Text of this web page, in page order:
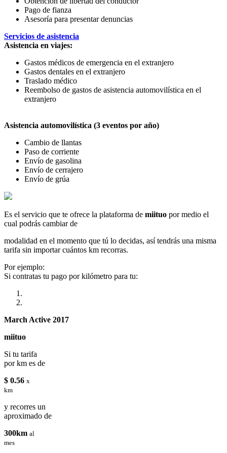
Pago de fianza
Asesoría para presentar denuncias
Servicios de asistencia
Asistencia en viajes:
Gastos médicos de emergencia en el extranjero
Gastos dentales en el extranjero
Traslado médico
Reembolso de gastos de asistencia automovilística en el
extranjero
Asistencia automovilística (3 eventos por año)
Cambio de llantas
Paso de corriente
Envío de gasolina
Envío de cerrajero
Envío de grúa
Es el servicio que te ofrece la plataforma de miituo por medio el
cual podrás cambiar de
modalidad en el momento que tú lo decidas, así tendrás una misma
tarifa sin importar cuántos km recorras.
Por ejemplo:
Si contratas tu pago por kilómetro para tu:
March Active 2017
miituo
Si tu tarifa
por km es de
$ 0.56 x
km
y recorres un
aproximado de
300km al
mes